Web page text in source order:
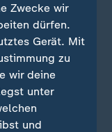
Zwecke wir
dürfen.
Gerät. Mit
zu
wir deine
unter
und